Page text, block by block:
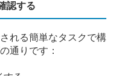
認する
れる簡単なタスクで構
通りです：